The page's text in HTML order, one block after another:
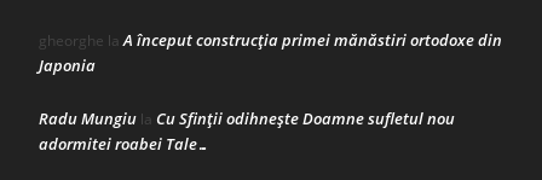
gheorghe laA început construcţia primei mănăstiri ortodoxe din
Japonia
Radu Mungiu la Cu Sfinții odihnește Doamne sufletul nou
adormitei roabei Tale…